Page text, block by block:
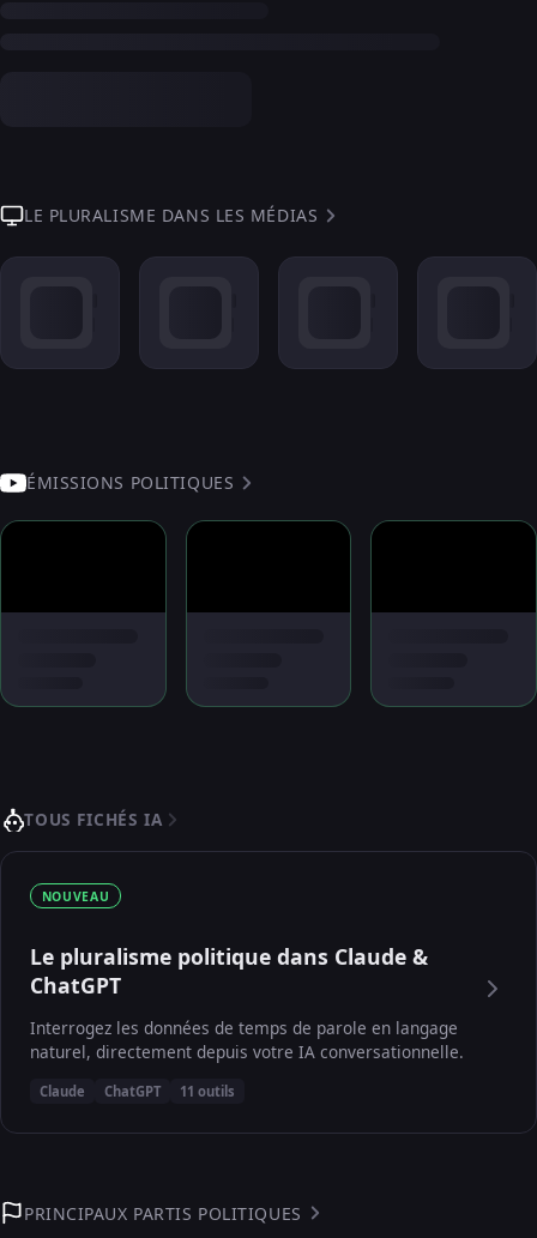
LE PLURALISME DANS LES MÉDIAS
ÉMISSIONS POLITIQUES
TOUS FICHÉS IA
NOUVEAU
Le pluralisme politique dans Claude &
ChatGPT
Interrogez les données de temps de parole en langage
naturel, directement depuis votre IA conversationnelle.
Claude ChatGPT 11 outils
PRINCIPAUX PARTIS POLITIQUES